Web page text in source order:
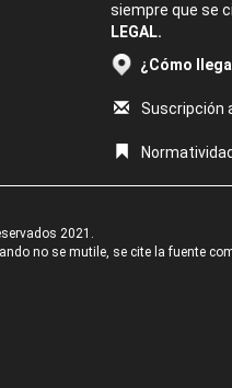
siempre que se
LEGAL.
¿Cómo
Suscripción
Normatividad
2021.
no se mutile, se cite la fuente